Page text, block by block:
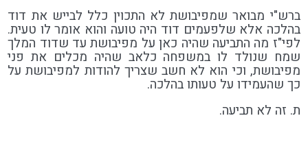
ברש"י מבואר שמפיבושת לא התכוין כלל לבייש את דוד
בהלכה אלא שלפעמים דוד היה טועה והוא אומר לו טעית.
לפי"ז מה התביעה שהיה כאן על מפיבושת עד שדוד המלך
שמח שנולד לו במשפחה כלאב שהיה מכלים את פני
מפיבושת, וכי הוא לא חשב שצריך להודות למפיבושת על
כך שהעמידו על טעותו בהלכה.
ת. זה לא תביעה.